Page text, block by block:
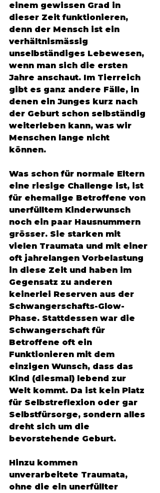
einem gewissen Grad in
dieser Zeit funktionieren,
denn der Mensch ist ein
verhältnismässig
unselbständiges Lebewesen,
wenn man sich die ersten
Jahre anschaut. Im Tierreich
gibt es ganz andere Fälle, in
denen ein Junges kurz nach
der Geburt schon selbständig
weiterleben kann, was wir
Menschen lange nicht
können.
Was schon für normale Eltern
eine riesige Challenge ist, ist
für ehemalige Betroffene von
unerfülltem Kinderwunsch
noch ein paar Hausnummern
grösser. Sie starken mit
vielen Traumata und mit einer
oft jahrelangen Vorbelastung
in diese Zeit und haben im
Gegensatz zu anderen
keinerlei Reserven aus der
Schwangerschafts-Glow-
Phase. Stattdessen war die
Schwangerschaft für
Betroffene oft ein
Funktionieren mit dem
einzigen Wunsch, dass das
Kind (diesmal) lebend zur
Welt kommt. Da ist kein Platz
für Selbstreflexion oder gar
Selbstfürsorge, sondern alles
dreht sich um die
bevorstehende Geburt.
Hinzu kommen
unverarbeitete Traumata,
ohne die ein unerfüllter